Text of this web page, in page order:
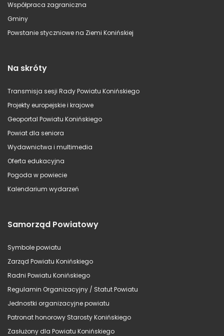
Współpraca zagraniczna
Gminy
Powstanie styczniowe na Ziemi Konińskiej
Na skróty
Transmisja sesji Rady Powiatu Konińskiego
Projekty europejskie i krajowe
Geoportal Powiatu Konińskiego
Powiat dla seniora
Wydawnictwa i multimedia
Oferta edukacyjna
Pogoda w powiecie
Kalendarium wydarzeń
Samorząd Powiatowy
Symbole powiatu
Zarząd Powiatu Konińskiego
Radni Powiatu Konińskiego
Regulamin Organizacyjny / Statut Powiatu
Jednostki organizacyjne powiatu
Patronat honorowy Starosty Konińskiego
Zasłużony dla Powiatu Konińskiego